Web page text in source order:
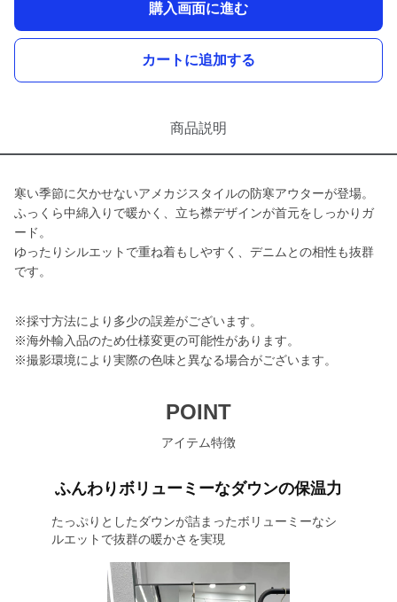
購入画面に進む
カートに追加する
商品説明
寒い季節に欠かせないアメカジスタイルの防寒アウターが登場。
ふっくら中綿入りで暖かく、立ち襟デザインが首元をしっかりガ
ード。
ゆったりシルエットで重ね着もしやすく、デニムとの相性も抜群
です。
※採寸方法により多少の誤差がございます。
※海外輸入品のため仕様変更の可能性があります。
※撮影環境により実際の色味と異なる場合がございます。
POINT
アイテム特徴
ふんわりボリューミーなダウンの保温力
たっぷりとしたダウンが詰まったボリューミーなシ
ルエットで抜群の暖かさを実現